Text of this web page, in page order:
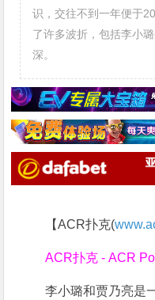
识，交往不到一年便于
了许多波折，包括李小
深。
【ACR扑克(
ACR扑克 - ACR
李小璐和贾乃亮是